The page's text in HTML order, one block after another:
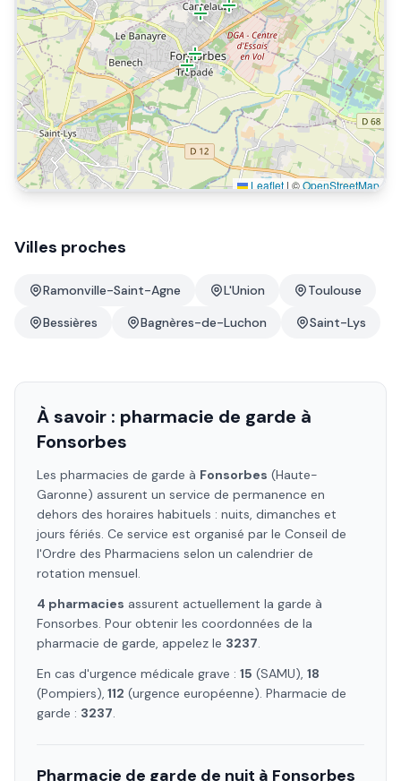
Leaflet | ©OpenStreetMap
Villes proches
Ramonville-Saint-Agne L'Union
Toulouse
Bessières
Bagnères-de-Luchon Saint-Lys
À savoir : pharmacie de garde à
Fonsorbes
Les pharmacies de garde à Fonsorbes (Haute-
Garonne) assurent un service de permanence en
dehors des horaires habituels : nuits, dimanches et
jours fériés. Ce service est organisé par le Conseil de
l'Ordre des Pharmaciens selon un calendrier de
rotation mensuel.
4 pharmacies assurent actuellement la garde à
Fonsorbes. Pour obtenir les coordonnées de la
pharmacie de garde, appelez le 3237.
En cas d'urgence médicale grave : 15 (SAMU), 18
(Pompiers), 112 (urgence européenne). Pharmacie de
garde : 3237.
Pharmacie de garde de nuit à Fonsorbes